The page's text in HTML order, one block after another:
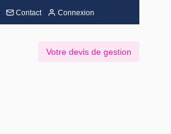
Contact Connexion
Votre devis de gestion